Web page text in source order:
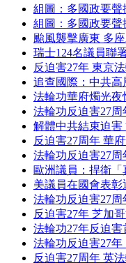
組圖：多國政要聲
組圖：多國政要聲
颱風襲擊廣東 多
瑞士124名議員聯
反迫害27年 東京
追查國際：中共
法輪功華府燭光
法輪功反迫害27
解體中共結束迫
反迫害27周年 華
法輪功反迫害27
歐洲議員：捍衛
美議員在國會表
法輪功反迫害27
反迫害27年 芝加
法輪功27年反迫
法輪功反迫害27
反迫害27周年 英